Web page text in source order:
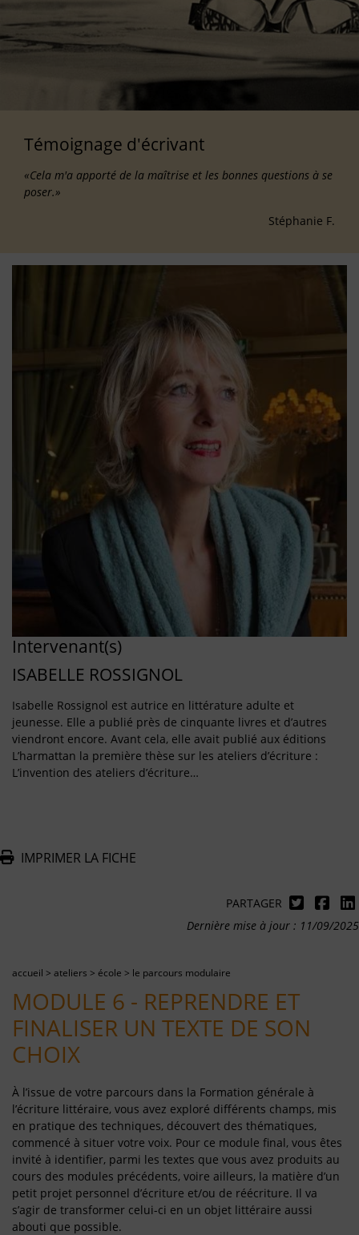
Témoignage d'écrivant
«Cela m'a apporté de la maîtrise et les bonnes questions à se
poser.»
Stéphanie F.
Intervenant(s)
ISABELLE ROSSIGNOL
Isabelle Rossignol est autrice en littérature adulte et
jeunesse. Elle a publié près de cinquante livres et d’autres
viendront encore. Avant cela, elle avait publié aux éditions
L’harmattan la première thèse sur les ateliers d’écriture :
L’invention des ateliers d’écriture…
IMPRIMER LA FICHE
PARTAGER
Dernière mise à jour : 11/09/2025
accueil > ateliers > école > le parcours modulaire
MODULE 6 - REPRENDRE ET
FINALISER UN TEXTE DE SON
CHOIX
À l’issue de votre parcours dans la Formation générale à
l’écriture littéraire, vous avez exploré différents champs, mis
en pratique des techniques, découvert des thématiques,
commencé à situer votre voix. Pour ce module final, vous êtes
invité à identifier, parmi les textes que vous avez produits au
cours des modules précédents, voire ailleurs, la matière d’un
petit projet personnel d’écriture et/ou de réécriture. Il va
s’agir de transformer celui-ci en un objet littéraire aussi
abouti que possible.